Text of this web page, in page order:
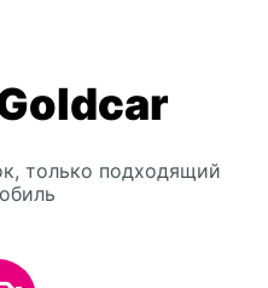
только подходящий